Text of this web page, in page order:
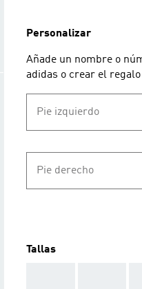
Personalizar
Añade un nombre o
adidas o crear el
Pie izquierdo
Pie derecho
Tallas